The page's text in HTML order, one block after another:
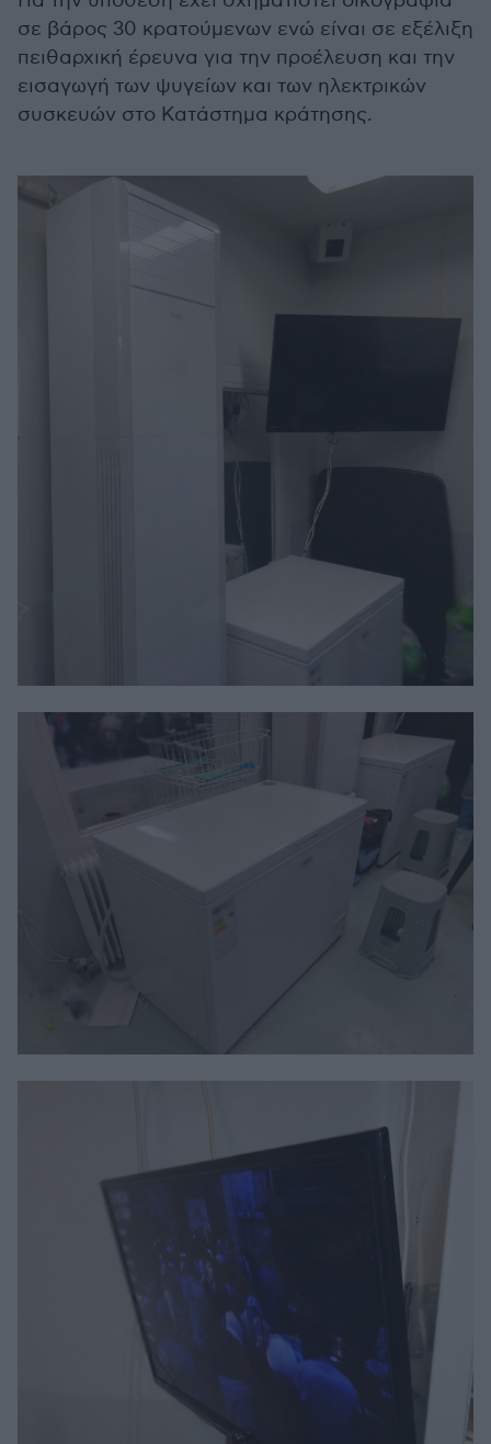
σε βάρος 30 κρατούμενων ενώ είναι σε εξέλιξη
πειθαρχική έρευνα για την προέλευση και την
εισαγωγή των ψυγείων και των ηλεκτρικών
συσκευών στο Κατάστημα κράτησης.